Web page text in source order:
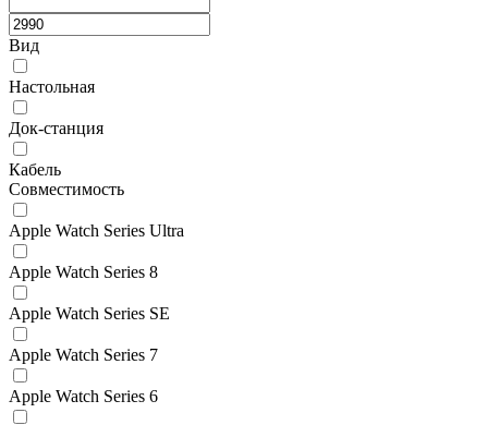
Вид
Настольная
Док-станция
Кабель
Совместимость
Apple Watch Series Ultra
Apple Watch Series 8
Apple Watch Series SE
Apple Watch Series 7
Apple Watch Series 6